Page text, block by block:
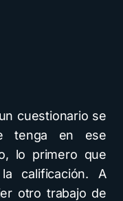
cuestionario se
tenga en ese
lo primero que
calificación. A
otro trabajo de